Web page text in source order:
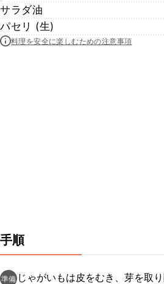
サラダ油
パセリ (生)
料理を安全に楽しむための注意事項
手順
準備 じゃがいもは皮をむき、芽を取